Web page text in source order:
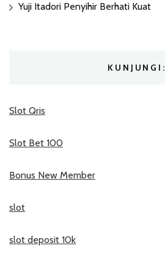
Yuji Itadori Penyihir Berhati Kuat
KUNJUNGI:
Slot Qris
Slot Bet 100
Bonus New Member
slot
slot deposit 10k